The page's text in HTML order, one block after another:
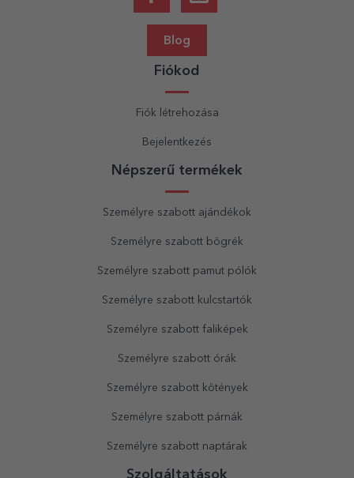
Blog
Fiókod
Fiók létrehozása
Bejelentkezés
Népszerű termékek
Személyre szabott ajándékok
Személyre szabott bögrék
Személyre szabott pamut pólók
Személyre szabott kulcstartók
Személyre szabott faliképek
Személyre szabott órák
Személyre szabott kötények
Személyre szabott párnák
Személyre szabott naptárak
Szolgáltatások